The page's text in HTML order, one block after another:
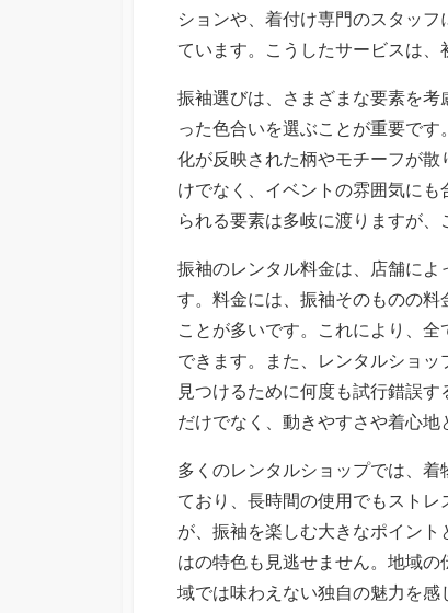
ションや、着付け専門のスタッ
ています。こうしたサービスは、
振袖選びは、さまざまな要素を
った色合いを選ぶことが重要で
化が反映された柄やモチーフが
けでなく、イベントの雰囲気に
られる要素は多岐に渡りますが、
振袖のレンタル料金は、店舗に
す。料金には、振袖そのものの
ことが多いです。これにより、
できます。また、レンタルショ
見つけるために何度も試行錯誤
だけでなく、動きやすさや着心地
多くのレンタルショップでは、
ており、長時間の使用でもスト
が、振袖を楽しむ大きなポイン
はの特色も見逃せません。地域
域では味わえない独自の魅力を